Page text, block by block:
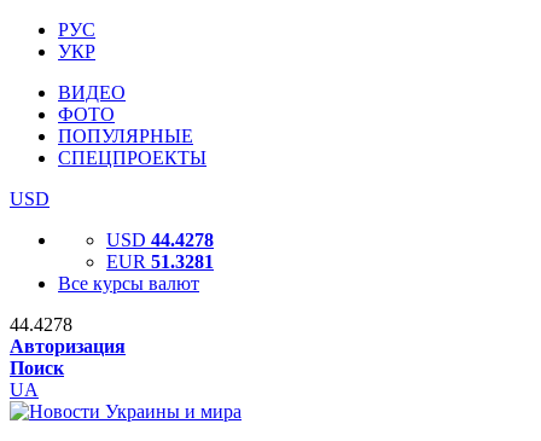
РУС
УКР
ВИДЕО
ФОТО
ПОПУЛЯРНЫЕ
СПЕЦПРОЕКТЫ
USD
USD 44.4278
EUR 51.3281
Все курсы валют
44.4278
Авторизация
Поиск
UA